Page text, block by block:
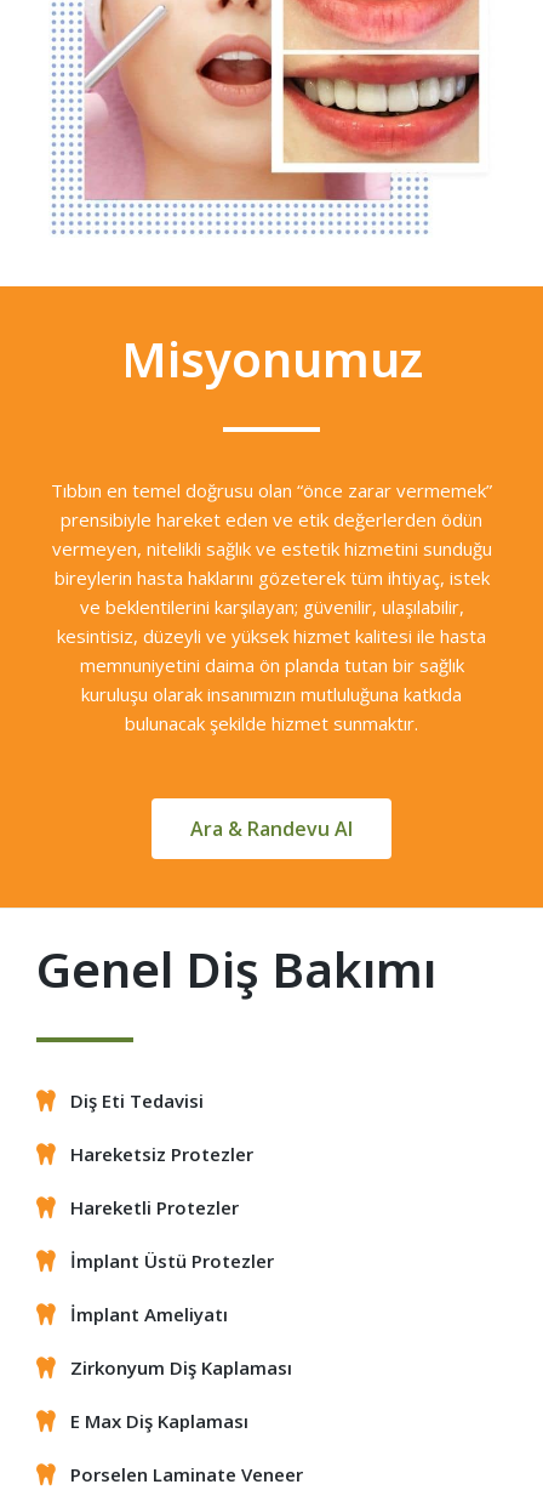
Misyonumuz
Tıbbın en temel doğrusu olan “önce zarar vermemek”
prensibiyle hareket eden ve etik değerlerden ödün
vermeyen, nitelikli sağlık ve estetik hizmetini sunduğu
bireylerin hasta haklarını gözeterek tüm ihtiyaç, istek
ve beklentilerini karşılayan; güvenilir, ulaşılabilir,
kesintisiz, düzeyli ve yüksek hizmet kalitesi ile hasta
memnuniyetini daima ön planda tutan bir sağlık
kuruluşu olarak insanımızın mutluluğuna katkıda
bulunacak şekilde hizmet sunmaktır.
Ara & Randevu Al
Genel Diş Bakımı
Diş Eti Tedavisi
Hareketsiz Protezler
Hareketli Protezler
İmplant Üstü Protezler
İmplant Ameliyatı
Zirkonyum Diş Kaplaması
E Max Diş Kaplaması
Porselen Laminate Veneer